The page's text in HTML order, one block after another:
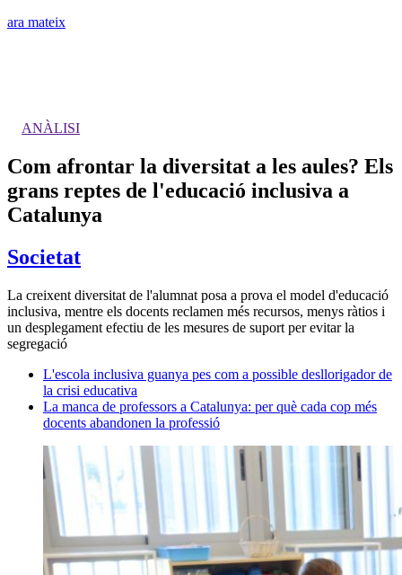
ara mateix
ANÀLISI
Com afrontar la diversitat a les aules? Els
grans reptes de l'educació inclusiva a
Catalunya
Societat
La creixent diversitat de l'alumnat posa a prova el model d'educació
inclusiva, mentre els docents reclamen més recursos, menys ràtios i
un desplegament efectiu de les mesures de suport per evitar la
segregació
L'escola inclusiva guanya pes com a possible desllorigador de
la crisi educativa
La manca de professors a Catalunya: per què cada cop més
docents abandonen la professió